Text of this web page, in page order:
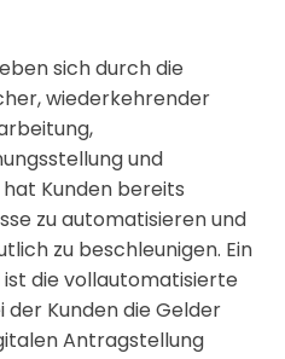
sich durch die
wiederkehrender
und
Kunden bereits
zu automatisieren und
zu beschleunigen. Ein
die vollautomatisierte
der Kunden die Gelder
Antragstellung